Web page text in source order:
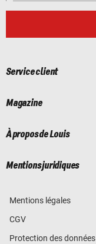
Service client
Magazine
À propos de Louis
Mentions juridiques
Mentions légales
CGV
Protection des données